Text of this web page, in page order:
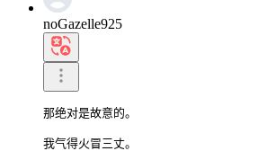
noGazelle925
那绝对是故意的。
我气得火冒三丈。